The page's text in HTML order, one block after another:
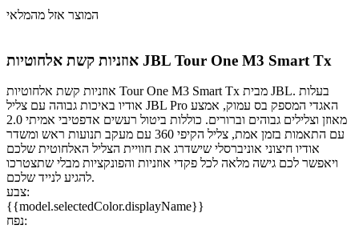
המוצר אזל מהמלאי
אוזניות קשת אלחוטיות JBL Tour One M3 Smart Tx
אוזניות קשת אלחוטיות Tour One M3 Smart Tx מבית JBL. בעלות
אודיו באיכות גבוהה עם צליל JBL Pro האגדי המספק בס עמוק, אמצע
מאוזן וצלילים גבוהים וברורים. כוללות ביטול רעשים אדפטיבי אמיתי 2.0
עם התאמות בזמן אמת, צליל הקיפי 360 עם מעקב תנועות ראש ומשדר
אודיו חיצוני אוניברסלי שישדרג את חוויית הצליל האלחוטית שלכם
ויאפשר לכם גישה מלאה לכל פקדי אוזניות והפונקציות מבלי שתצטרכו
להגיע לנייד שלכם.
צבע:
{{model.selectedColor.displayName}}
נפח: